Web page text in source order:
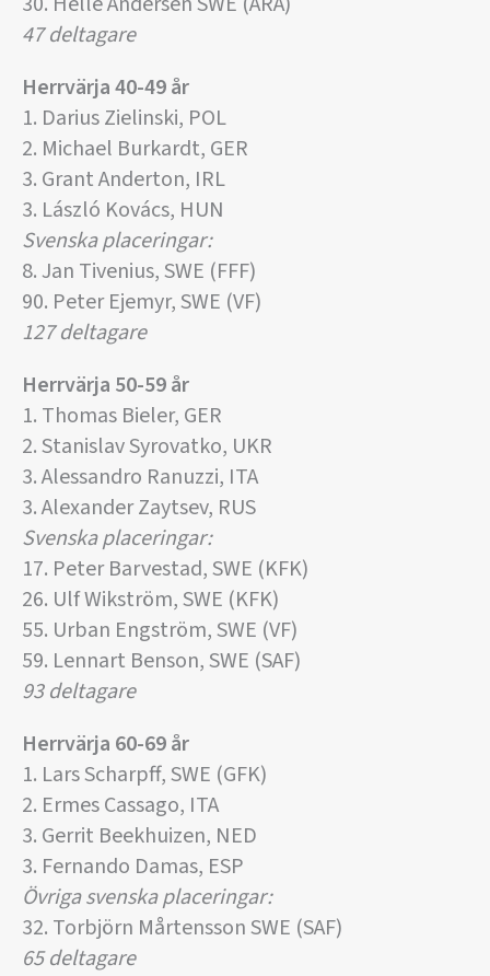
47 deltagare
Herrvärja40-49 år
1. Darius Zielinski, POL
2. Michael Burkardt, GER
3. Grant Anderton, IRL
3. László Kovács, HUN
Svenska placeringar:
8. Jan Tivenius, SWE (FFF)
90. Peter Ejemyr, SWE (VF)
127 deltagare
Herrvärja 50-59 år
1. Thomas Bieler, GER
2. Stanislav Syrovatko, UKR
3. Alessandro Ranuzzi, ITA
3. Alexander Zaytsev, RUS
Svenska placeringar:
17. Peter Barvestad, SWE (KFK)
26. Ulf Wikström, SWE (KFK)
55. Urban Engström, SWE (VF)
59. Lennart Benson, SWE (SAF)
93 deltagare
Herrvärja 60-69 år
1. Lars Scharpff, SWE (GFK)
2. Ermes Cassago, ITA
3. Gerrit Beekhuizen, NED
3. Fernando Damas, ESP
Övriga svenska placeringar:
32. Torbjörn Mårtensson SWE (SAF)
65 deltagare